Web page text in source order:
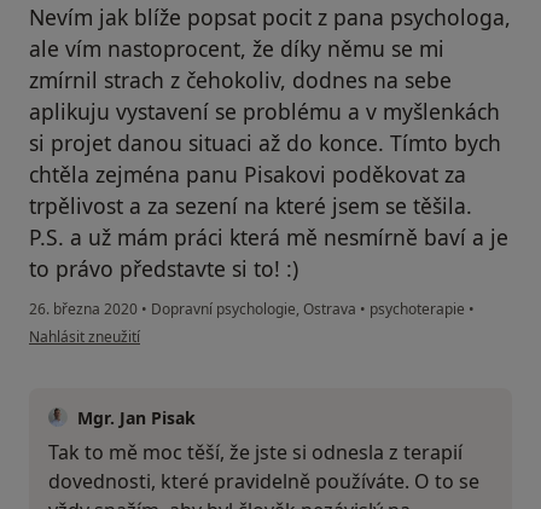
Nevím jak blíže popsat pocit z pana psychologa,
ale vím nastoprocent, že díky němu se mi
zmírnil strach z čehokoliv, dodnes na sebe
aplikuju vystavení se problému a v myšlenkách
si projet danou situaci až do konce. Tímto bych
chtěla zejména panu Pisakovi poděkovat za
trpělivost a za sezení na které jsem se těšila.
P.S. a už mám práci která mě nesmírně baví a je
to právo představte si to! :)
26. března 2020 • Dopravní psychologie, Ostrava • psychoterapie •
podle názoru uživatele Váš účet byl odstraněn
Nahlásit zneužití
Mgr. Jan Pisak
Tak to mě moc těší, že jste si odnesla z terapií
dovednosti, které pravidelně používáte. O to se